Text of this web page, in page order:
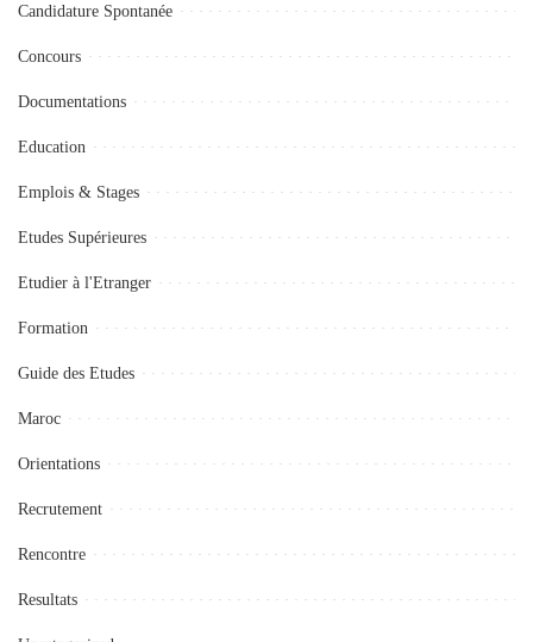
Candidature Spontanée
Concours
Documentations
Education
Emplois & Stages
Etudes Supérieures
Etudier à l'Etranger
Formation
Guide des Etudes
Maroc
Orientations
Recrutement
Rencontre
Resultats